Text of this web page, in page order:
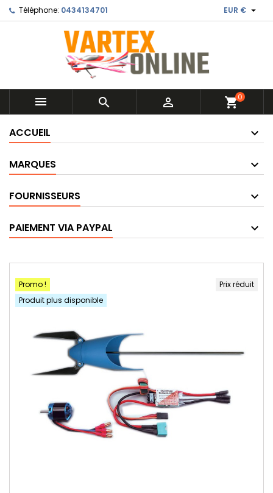
Téléphone: 0434134701 EUR € 
   shopping_cart0
ACCUEIL
MARQUES
FOURNISSEURS
PAIEMENT VIA PAYPAL
Promo !
Prix réduit
Produit plus disponible